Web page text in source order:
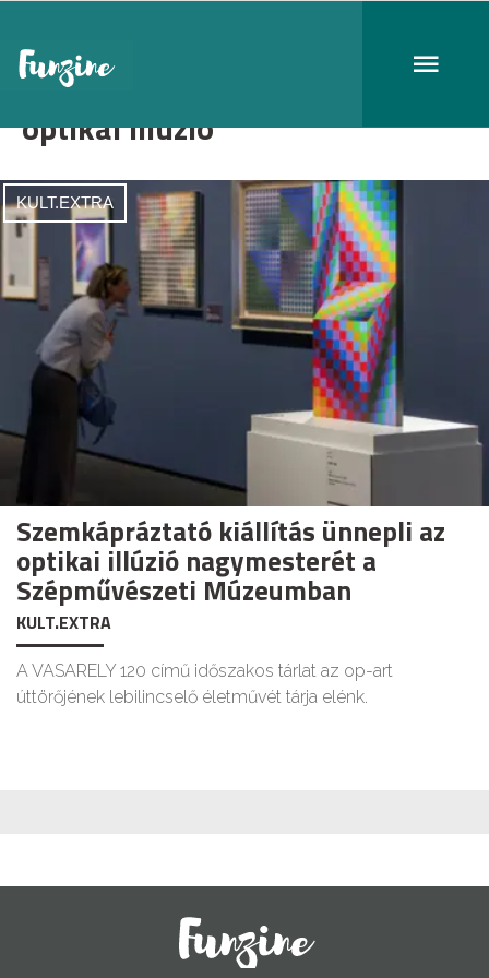
optikai illúzió
KULT.EXTRA
Szemkápráztató kiállítás ünnepli az
optikai illúzió nagymesterét a
Szépművészeti Múzeumban
KULT.EXTRA
A VASARELY 120 című időszakos tárlat az op-art
úttörőjének lebilincselő életművét tárja elénk.